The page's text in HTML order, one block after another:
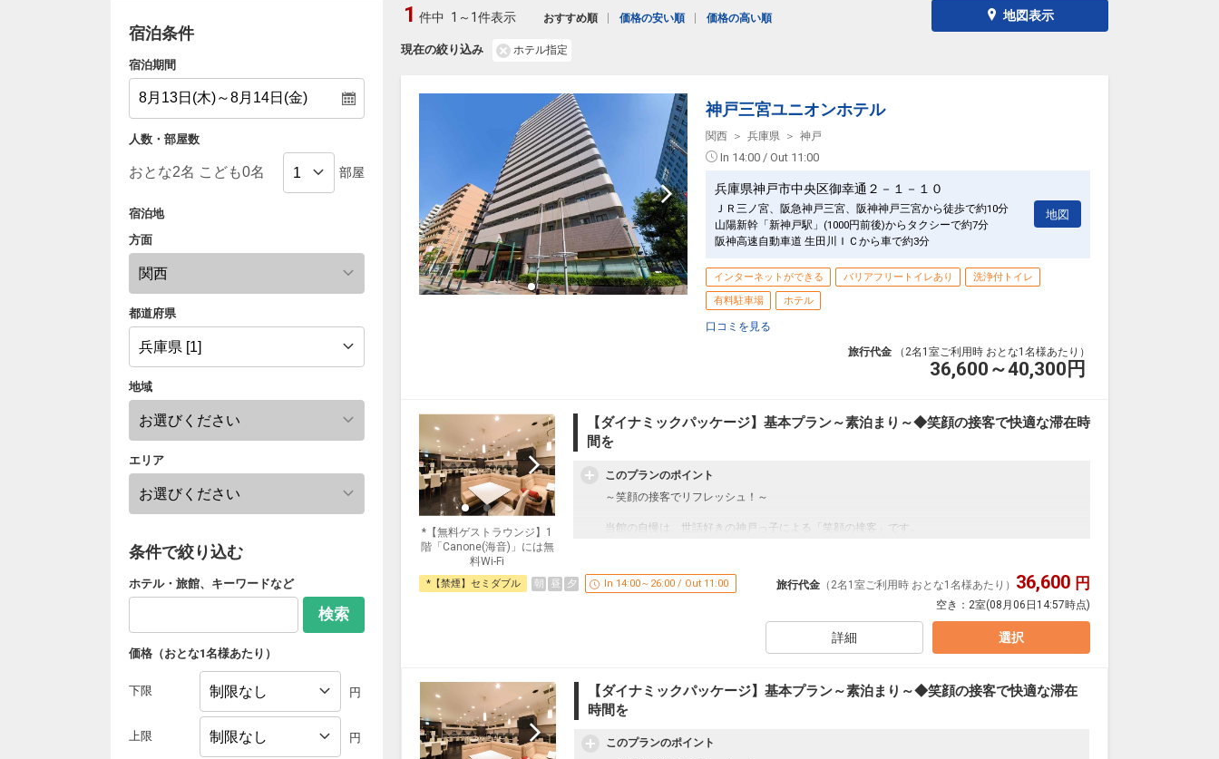
宿泊条件
宿泊期間
人数・部屋数
部屋
宿泊地
方面
都道府県
地域
エリア
条件で絞り込む
ホテル・旅館、キーワードなど
検索
価格（おとな1名様あたり）
下限 円
上限 円
地図表示
現在の絞り込み ホテル指定
1 件中 1～1件表示 おすすめ順 価格の安い順 価格の高い順
神戸三宮ユニオンホテル
関西 兵庫県 神戸
In 14:00 / Out 11:00
兵庫県神戸市中央区御幸通２－１－１０
ＪＲ三ノ宮、阪急神戸三宮、阪神神戸三宮から徒歩で約10分
山陽新幹「新神戸駅」(1000円前後)からタクシーで約7分
阪神高速自動車道 生田川ＩＣから車で約3分
地図
インターネットができる バリアフリートイレあり
洗浄付トイレ
有料駐車場
ホテル
口コミを見る
旅行代金 （2名1室ご利用時 おとな1名様あたり）
36,600～40,300 円
*【無料ゲストラウンジ】1
階「Canone(海音)」には無
料Wi-Fi
【ダイナミックパッケージ】基本プラン～素泊まり～◆笑顔の接客で快適な滞在時
間を
このプランのポイント
～笑顔の接客でリフレッシュ！～
当館の自慢は、世話好きの神戸っ子による「笑顔の接客」です。
【客室】
客室のポットで、コーヒーや紅茶をお楽しみください。
お肌に優しい柔らかなお湯をご利用ください。
バスタブは足を伸ばして浸かれる広さです。
ゆったりバスタイムで疲れを解消！
ちょっと出張先まで、ちょっとコンビニまで、ちょっと飲み屋まで、
*【禁煙】セミダブル 朝 昼 夕 In 14:00～26:00 / Out 11:00 旅行代金 （2名1室ご利用時 おとな1名様あたり） 36,600 円
空き： 2室(08月06日14:57時点)
詳細 選択
【ダイナミックパッケージ】基本プラン～素泊まり～◆笑顔の接客で快適な滞在
時間を
このプランのポイント